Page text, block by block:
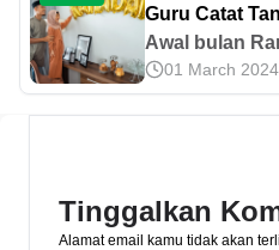
Guru Catat
Awal bulan
libur untuk
kapan libur
01 March 2024
Tinggalkan
Alamat email kamu tidak akan